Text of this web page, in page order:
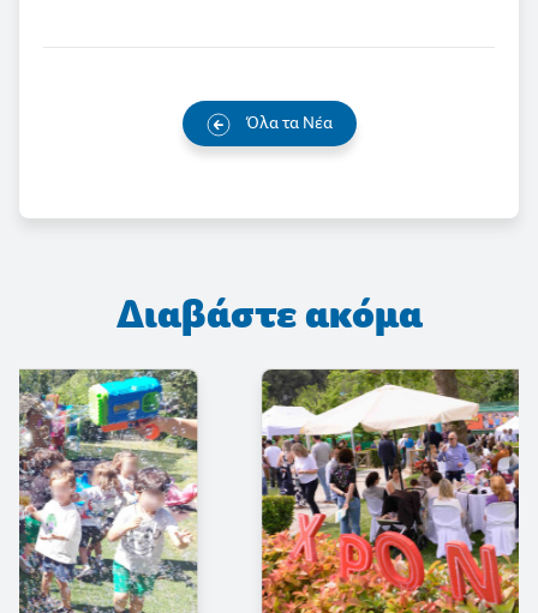
Όλα τα Νέα
Διαβάστε ακόμα